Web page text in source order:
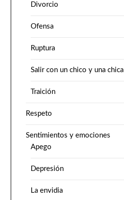
Divorcio
Ofensa
Ruptura
Salir con un chico y una chica
Traición
Respeto
Sentimientos y emociones
Apego
Depresión
La envidia